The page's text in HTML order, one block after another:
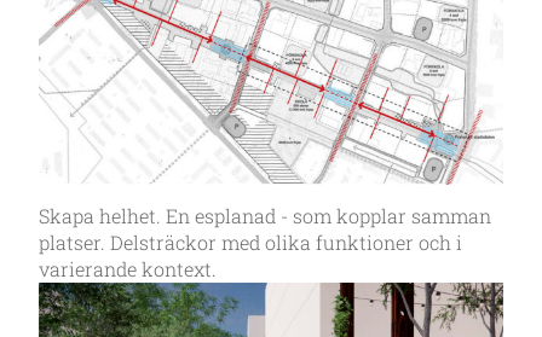
Skapa helhet. En esplanad - som kopplar samman
platser. Delsträckor med olika funktioner och i
varierande kontext.